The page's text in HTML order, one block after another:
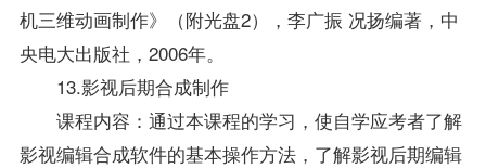
机三维动画制作》（附光盘2），李广振 况扬编著，中
央电大出版社，2006年。
13.影视后期合成制作
课程内容：通过本课程的学习，使自学应考者了解
影视编辑合成软件的基本操作方法，了解影视后期编辑